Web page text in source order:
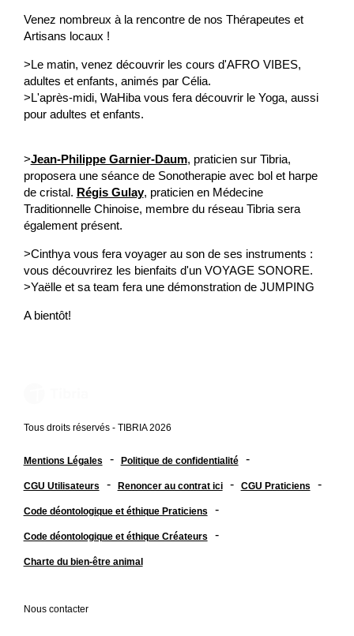
Venez nombreux à la rencontre de nos Thérapeutes et
Artisans locaux !
>Le matin, venez découvrir les cours d'AFRO VIBES,
adultes et enfants, animés par Célia.
>L'après-midi, WaHiba vous fera découvrir le Yoga, aussi
pour adultes et enfants.
>Jean-Philippe Garnier-Daum, praticien sur Tibria,
proposera une séance de Sonotherapie avec bol et harpe
de cristal. Régis Gulay, praticien en Médecine
Traditionnelle Chinoise, membre du réseau Tibria sera
également présent.
>Cinthya vous fera voyager au son de ses instruments :
vous découvrirez les bienfaits d'un VOYAGE SONORE.
>Yaëlle et sa team fera une démonstration de JUMPING
A bientôt!
Tous droits réservés - TIBRIA 2026
Mentions Légales - Politique de confidentialité -
CGU Utilisateurs - Renoncer au contrat ici - CGU Praticiens -
Code déontologique et éthique Praticiens -
Code déontologique et éthique Créateurs -
Charte du bien-être animal
Nous contacter